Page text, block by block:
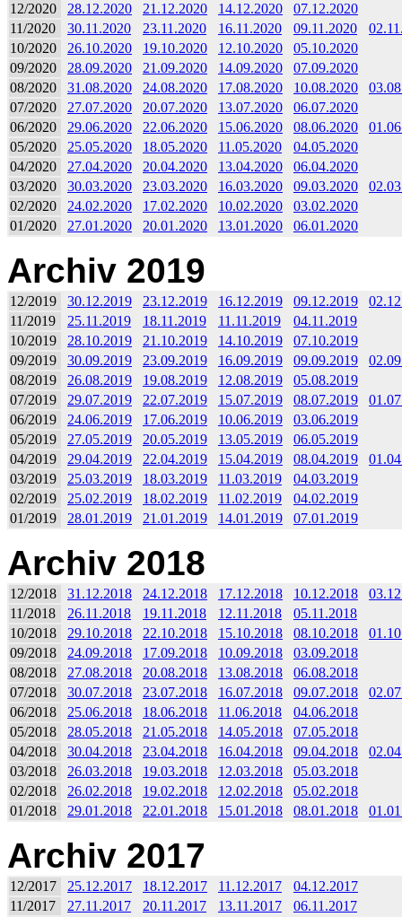
12/2020 28.12.2020 21.12.2020 14.12.2020
07.12.2020
11/2020
30.11.2020 23.11.2020 16.11.2020 09.11.2020
10/2020
26.10.2020 19.10.2020 12.10.2020
05.10.2020
09/2020
28.09.2020 21.09.2020 14.09.2020
07.09.2020
08/2020
31.08.2020 24.08.2020 17.08.2020 10.08.2020
07/2020
27.07.2020 20.07.2020 13.07.2020
06.07.2020
06/2020
29.06.2020 22.06.2020 15.06.2020 08.06.2020
05/2020
25.05.2020 18.05.2020 11.05.2020
04.05.2020
04/2020
27.04.2020 20.04.2020 13.04.2020
06.04.2020
03/2020
30.03.2020 23.03.2020 16.03.2020 09.03.2020
02/2020
24.02.2020 17.02.2020 10.02.2020
03.02.2020
01/2020
27.01.2020 20.01.2020 13.01.2020 06.01.2020
Archiv 2019
12/2019 30.12.2019 23.12.2019 16.12.2019 09.12.2019
11/2019
25.11.2019 18.11.2019 11.11.2019
04.11.2019
10/2019
28.10.2019 21.10.2019 14.10.2019
07.10.2019
09/2019
30.09.2019 23.09.2019 16.09.2019 09.09.2019
08/2019
26.08.2019 19.08.2019 12.08.2019
05.08.2019
07/2019
29.07.2019 22.07.2019 15.07.2019 08.07.2019
06/2019
24.06.2019 17.06.2019 10.06.2019
03.06.2019
05/2019
27.05.2019 20.05.2019 13.05.2019
06.05.2019
04/2019
29.04.2019 22.04.2019 15.04.2019 08.04.2019
03/2019
25.03.2019 18.03.2019 11.03.2019
04.03.2019
02/2019
25.02.2019 18.02.2019 11.02.2019
04.02.2019
01/2019
28.01.2019 21.01.2019 14.01.2019 07.01.2019
Archiv 2018
12/2018 31.12.2018 24.12.2018 17.12.2018 10.12.2018
11/2018
26.11.2018 19.11.2018 12.11.2018
05.11.2018
10/2018
29.10.2018 22.10.2018 15.10.2018 08.10.2018
09/2018
24.09.2018 17.09.2018 10.09.2018
03.09.2018
08/2018
27.08.2018 20.08.2018 13.08.2018
06.08.2018
07/2018
30.07.2018 23.07.2018 16.07.2018 09.07.2018
06/2018
25.06.2018 18.06.2018 11.06.2018
04.06.2018
05/2018
28.05.2018 21.05.2018 14.05.2018
07.05.2018
04/2018
30.04.2018 23.04.2018 16.04.2018 09.04.2018
03/2018
26.03.2018 19.03.2018 12.03.2018
05.03.2018
02/2018
26.02.2018 19.02.2018 12.02.2018
05.02.2018
01/2018
29.01.2018 22.01.2018 15.01.2018 08.01.2018
Archiv 2017
12/2017 25.12.2017 18.12.2017 11.12.2017
04.12.2017
11/2017
27.11.2017 20.11.2017 13.11.2017
06.11.2017